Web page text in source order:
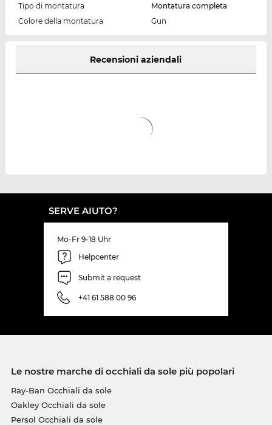
Tipo di montatura
Montatura completa
Colore della montatura
Gun
Recensioni aziendali
SERVE AIUTO?
Mo-Fr 9-18 Uhr
Helpcenter
Submit a request
+41 61 588 00 96
Le nostre marche di occhiali da sole più popolari
Ray-Ban Occhiali da sole
Oakley Occhiali da sole
Persol Occhiali da sole